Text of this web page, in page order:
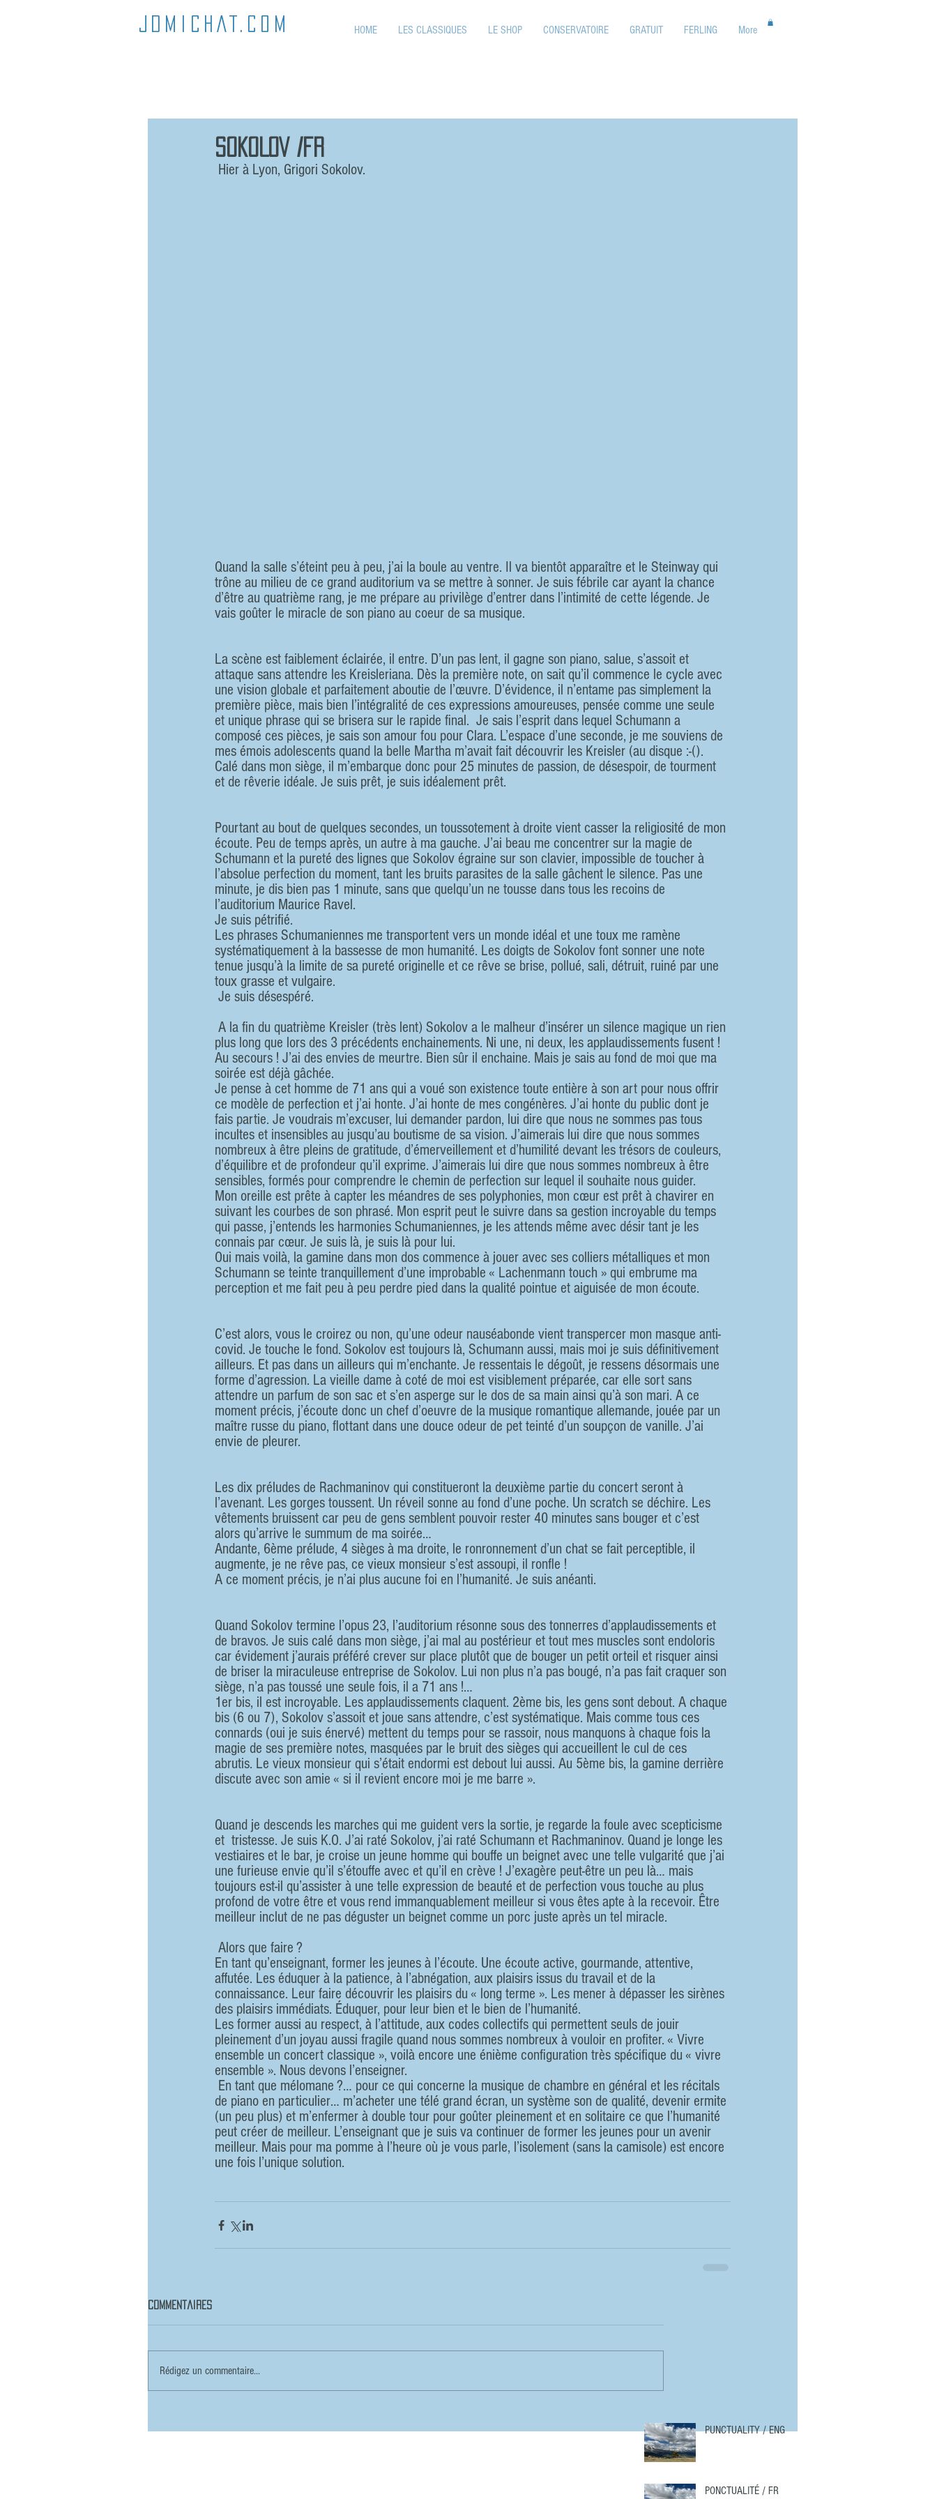
JDMICHAT.COM HOME LES CLASSIQUES LE SHOP CONSERVATOIRE GRATUIT FERLING More
SOKOLOV /FR
Hier à Lyon, Grigori Sokolov.
Quand la salle s’éteint peu à peu, j’ai la boule au ventre. Il va bientôt apparaître et le Steinway qui
trône au milieu de ce grand auditorium va se mettre à sonner. Je suis fébrile car ayant la chance
d’être au quatrième rang, je me prépare au privilège d’entrer dans l’intimité de cette légende. Je
vais goûter le miracle de son piano au coeur de sa musique.
La scène est faiblement éclairée, il entre. D’un pas lent, il gagne son piano, salue, s’assoit et
attaque sans attendre les Kreisleriana. Dès la première note, on sait qu’il commence le cycle avec
une vision globale et parfaitement aboutie de l’œuvre. D’évidence, il n’entame pas simplement la
première pièce, mais bien l’intégralité de ces expressions amoureuses, pensée comme une seule
et unique phrase qui se brisera sur le rapide final.  Je sais l’esprit dans lequel Schumann a
composé ces pièces, je sais son amour fou pour Clara. L’espace d’une seconde, je me souviens de
mes émois adolescents quand la belle Martha m’avait fait découvrir les Kreisler (au disque :-().
Calé dans mon siège, il m’embarque donc pour 25 minutes de passion, de désespoir, de tourment
et de rêverie idéale. Je suis prêt, je suis idéalement prêt.
Pourtant au bout de quelques secondes, un toussotement à droite vient casser la religiosité de mon
écoute. Peu de temps après, un autre à ma gauche. J’ai beau me concentrer sur la magie de
Schumann et la pureté des lignes que Sokolov égraine sur son clavier, impossible de toucher à
l’absolue perfection du moment, tant les bruits parasites de la salle gâchent le silence. Pas une
minute, je dis bien pas 1 minute, sans que quelqu’un ne tousse dans tous les recoins de
l’auditorium Maurice Ravel.
Je suis pétrifié.
Les phrases Schumaniennes me transportent vers un monde idéal et une toux me ramène
systématiquement à la bassesse de mon humanité. Les doigts de Sokolov font sonner une note
tenue jusqu’à la limite de sa pureté originelle et ce rêve se brise, pollué, sali, détruit, ruiné par une
toux grasse et vulgaire.
Je suis désespéré.
plus long que lors des 3 précédents enchainements. Ni une, ni deux, les applaudissements fusent !
Au secours ! J’ai des envies de meurtre. Bien sûr il enchaine. Mais je sais au fond de moi que ma
soirée est déjà gâchée.
Je pense à cet homme de 71 ans qui a voué son existence toute entière à son art pour nous offrir
ce modèle de perfection et j’ai honte. J’ai honte de mes congénères. J’ai honte du public dont je
fais partie. Je voudrais m’excuser, lui demander pardon, lui dire que nous ne sommes pas tous
incultes et insensibles au jusqu’au boutisme de sa vision. J’aimerais lui dire que nous sommes
nombreux à être pleins de gratitude, d’émerveillement et d’humilité devant les trésors de couleurs,
d’équilibre et de profondeur qu’il exprime. J’aimerais lui dire que nous sommes nombreux à être
sensibles, formés pour comprendre le chemin de perfection sur lequel il souhaite nous guider.
Mon oreille est prête à capter les méandres de ses polyphonies, mon cœur est prêt à chavirer en
suivant les courbes de son phrasé. Mon esprit peut le suivre dans sa gestion incroyable du temps
qui passe, j’entends les harmonies Schumaniennes, je les attends même avec désir tant je les
connais par cœur. Je suis là, je suis là pour lui.
Oui mais voilà, la gamine dans mon dos commence à jouer avec ses colliers métalliques et mon
Schumann se teinte tranquillement d’une improbable « Lachenmann touch » qui embrume ma
perception et me fait peu à peu perdre pied dans la qualité pointue et aiguisée de mon écoute.
C’est alors, vous le croirez ou non, qu’une odeur nauséabonde vient transpercer mon masque anti-
covid. Je touche le fond. Sokolov est toujours là, Schumann aussi, mais moi je suis définitivement
ailleurs. Et pas dans un ailleurs qui m’enchante. Je ressentais le dégoût, je ressens désormais une
forme d’agression. La vieille dame à coté de moi est visiblement préparée, car elle sort sans
attendre un parfum de son sac et s’en asperge sur le dos de sa main ainsi qu’à son mari. A ce
moment précis, j’écoute donc un chef d’oeuvre de la musique romantique allemande, jouée par un
maître russe du piano, flottant dans une douce odeur de pet teinté d’un soupçon de vanille. J’ai
envie de pleurer.
Les dix préludes de Rachmaninov qui constitueront la deuxième partie du concert seront à
l’avenant. Les gorges toussent. Un réveil sonne au fond d’une poche. Un scratch se déchire. Les
vêtements bruissent car peu de gens semblent pouvoir rester 40 minutes sans bouger et c’est
alors qu’arrive le summum de ma soirée…
Andante, 6ème prélude, 4 sièges à ma droite, le ronronnement d’un chat se fait perceptible, il
augmente, je ne rêve pas, ce vieux monsieur s’est assoupi, il ronfle !
A ce moment précis, je n’ai plus aucune foi en l’humanité. Je suis anéanti.
Quand Sokolov termine l’opus 23, l’auditorium résonne sous des tonnerres d’applaudissements et
de bravos. Je suis calé dans mon siège, j’ai mal au postérieur et tout mes muscles sont endoloris
car évidement j’aurais préféré crever sur place plutôt que de bouger un petit orteil et risquer ainsi
de briser la miraculeuse entreprise de Sokolov. Lui non plus n’a pas bougé, n’a pas fait craquer son
siège, n’a pas toussé une seule fois, il a 71 ans !…
1er bis, il est incroyable. Les applaudissements claquent. 2ème bis, les gens sont debout. A chaque
bis (6 ou 7), Sokolov s’assoit et joue sans attendre, c’est systématique. Mais comme tous ces
connards (oui je suis énervé) mettent du temps pour se rassoir, nous manquons à chaque fois la
magie de ses première notes, masquées par le bruit des sièges qui accueillent le cul de ces
abrutis. Le vieux monsieur qui s’était endormi est debout lui aussi. Au 5ème bis, la gamine derrière
discute avec son amie « si il revient encore moi je me barre ».
Quand je descends les marches qui me guident vers la sortie, je regarde la foule avec scepticisme
et  tristesse. Je suis K.O. J’ai raté Sokolov, j’ai raté Schumann et Rachmaninov. Quand je longe les
vestiaires et le bar, je croise un jeune homme qui bouffe un beignet avec une telle vulgarité que j’ai
une furieuse envie qu’il s’étouffe avec et qu’il en crève ! J’exagère peut-être un peu là… mais
toujours est-il qu’assister à une telle expression de beauté et de perfection vous touche au plus
profond de votre être et vous rend immanquablement meilleur si vous êtes apte à la recevoir. Être
meilleur inclut de ne pas déguster un beignet comme un porc juste après un tel miracle.
Alors que faire ?
En tant qu’enseignant, former les jeunes à l’écoute. Une écoute active, gourmande, attentive,
affutée. Les éduquer à la patience, à l’abnégation, aux plaisirs issus du travail et de la
connaissance. Leur faire découvrir les plaisirs du « long terme ». Les mener à dépasser les sirènes
des plaisirs immédiats. Éduquer, pour leur bien et le bien de l’humanité.
Les former aussi au respect, à l’attitude, aux codes collectifs qui permettent seuls de jouir
pleinement d’un joyau aussi fragile quand nous sommes nombreux à vouloir en profiter. « Vivre
ensemble un concert classique », voilà encore une énième configuration très spécifique du « vivre
ensemble ». Nous devons l’enseigner.
de piano en particulier… m’acheter une télé grand écran, un système son de qualité, devenir ermite
(un peu plus) et m’enfermer à double tour pour goûter pleinement et en solitaire ce que l’humanité
peut créer de meilleur. L’enseignant que je suis va continuer de former les jeunes pour un avenir
meilleur. Mais pour ma pomme à l’heure où je vous parle, l’isolement (sans la camisole) est encore
une fois l’unique solution.
Commentaires
Rédigez un commentaire...
PUNCTUALITY / ENG
PONCTUALITÉ / FR